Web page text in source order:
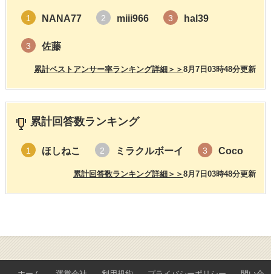
1 NANA77 2 miii966 3 hal39
3 佐藤
8月7日03時48分更新
累計ベストアンサー率ランキング詳細＞＞
累計回答数ランキング
1 ほしねこ 2 ミラクルボーイ 3 Coco
8月7日03時48分更新
累計回答数ランキング詳細＞＞